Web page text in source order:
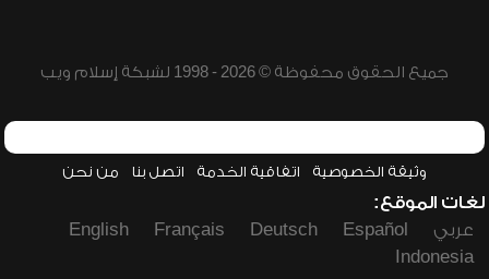
جميع الحقوق محفوظة © 2026 - 1998 لشبكة إسلام ويب
وثيقة الخصوصية اتفاقية الخدمة اتصل بنا من نحن
لغات الموقع:
عربي
Español
Deutsch
Français
English
Indonesia